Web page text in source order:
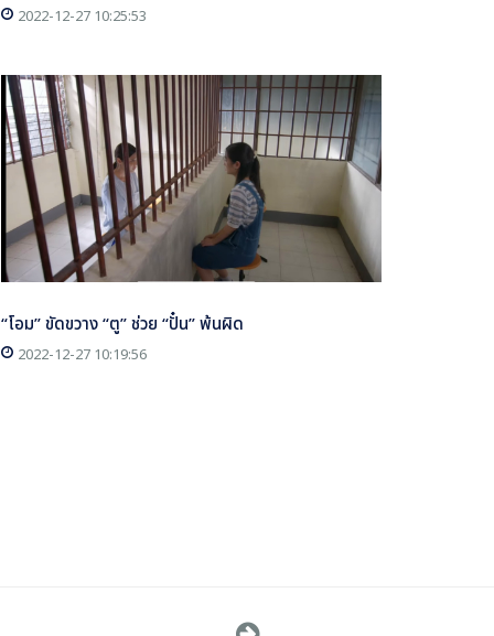
2022-12-27 10:25:53
“โอม” ขัดขวาง “ตู” ช่วย “ปั๋น” พ้นผิด
2022-12-27 10:19:56